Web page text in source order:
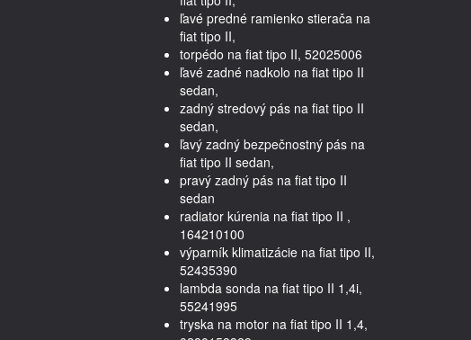
ľavé predné ramienko stierača na
fiat tipo II,
torpédo na fiat tipo II, 52025006
ľavé zadné nadkolo na fiat tipo II
sedan,
zadný stredový pás na fiat tipo II
sedan,
ľavý zadný bezpečnostný pás na
fiat tipo II sedan,
pravý zadný pás na fiat tipo II
sedan
radiator kúrenia na fiat tipo II ,
164210100
výparník klimatizácie na fiat tipo II,
52435390
lambda sonda na fiat tipo II 1,4i,
55241995
tryska na motor na fiat tipo II 1,4,